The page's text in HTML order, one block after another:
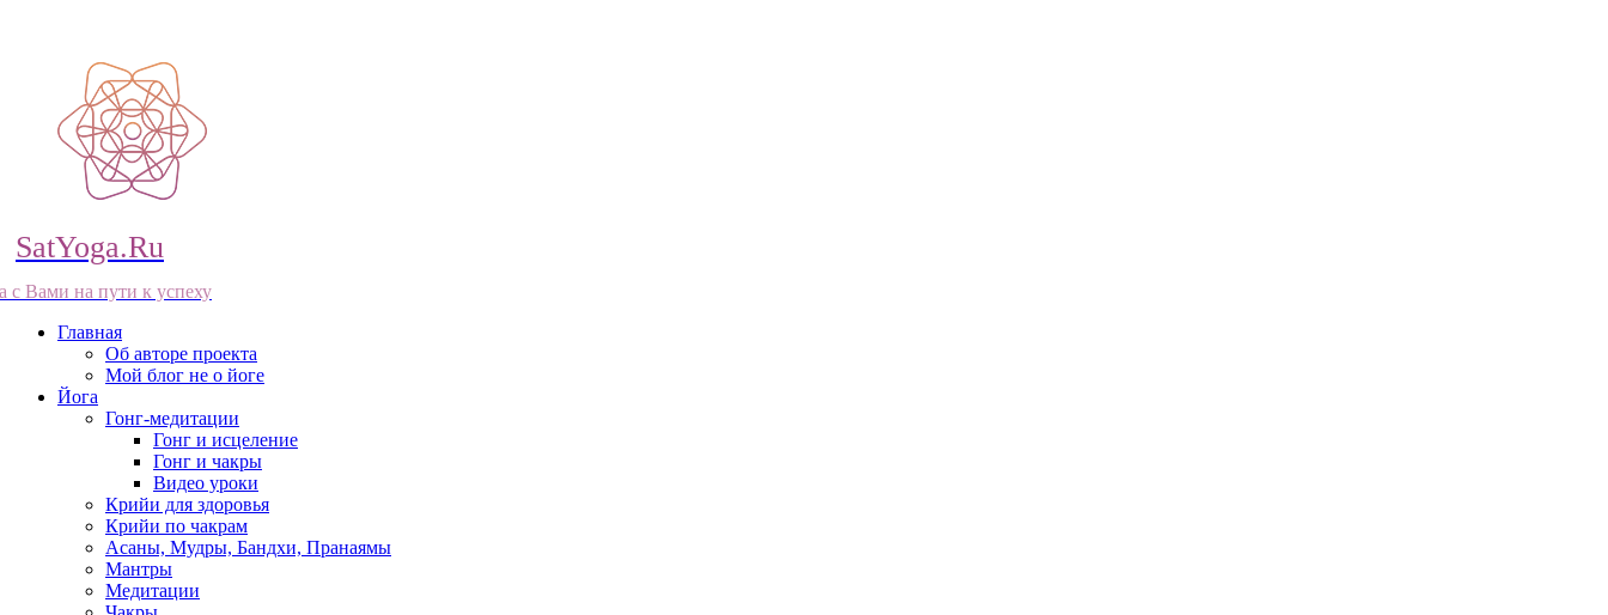
SatYoga.Ru
с Вами на пути к успеху
Главная
Об авторе проекта
Мой блог не о йоге
Йога
Гонг-медитации
Гонг и исцеление
Гонг и чакры
Видео уроки
Крийи для здоровья
Крийи по чакрам
Асаны, Мудры, Бандхи, Пранаямы
Мантры
Медитации